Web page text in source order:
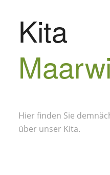
Kita
Hier finden Sie
über unser Kita.